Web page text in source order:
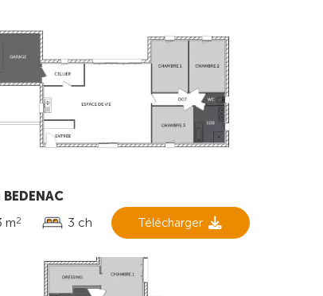
m2 3 ch Télécharger